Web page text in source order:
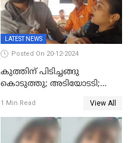
LATEST NEWS
Posted On 20-12-2024
കുത്തിന് പിടിച്ചങ്ങു
കൊടുത്തു; അടിയോടടി;
ശല്യം ചെയ്തയാളെ 26 തവണ
മുഖത്തടിച്ച് അധ്യാപിക
1 Min Read View All